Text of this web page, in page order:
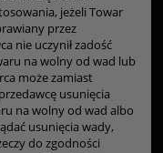
jeżeli Towar
przez
nie uczynił zadość
na wolny od wad lub
może zamiast
usunięcia
na wolny od wad albo
usunięcia wady,
do zgodności